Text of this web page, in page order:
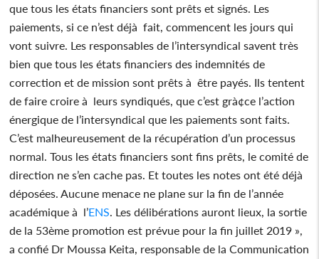
que tous les états financiers sont prêts et signés. Les
paiements, si ce n’est déjà fait, commencent les jours qui
vont suivre. Les responsables de l’intersyndical savent très
bien que tous les états financiers des indemnités de
correction et de mission sont prêts à être payés. Ils tentent
de faire croire à leurs syndiqués, que c’est grà¢ce l’action
énergique de l’intersyndical que les paiements sont faits.
C’est malheureusement de la récupération d’un processus
normal. Tous les états financiers sont fins prêts, le comité de
direction ne s’en cache pas. Et toutes les notes ont été déjà
déposées. Aucune menace ne plane sur la fin de l’année
académique à l’ENS . Les délibérations auront lieux, la sortie
de la 53ème promotion est prévue pour la fin juillet 2019 »,
a confié Dr Moussa Keita, responsable de la Communication